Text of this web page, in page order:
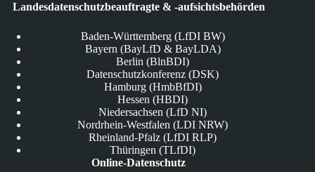
Landesdatenschutzbeauftragte & -aufsichtsbehörden
Baden-Württemberg (LfDI BW)
Bayern (BayLfD & BayLDA)
Berlin (BlnBDI)
Datenschutzkonferenz (DSK)
Hamburg (HmbBfDI)
Hessen (HBDI)
Niedersachsen (LfD NI)
Nordrhein-Westfalen (LDI NRW)
Rheinland-Pfalz (LfDI RLP)
Thüringen (TLfDI)
Online-Datenschutz